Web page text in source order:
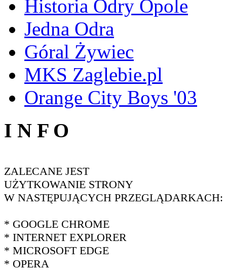
Historia Odry Opole
Jedna Odra
Góral Żywiec
MKS Zaglebie.pl
Orange City Boys '03
I N F O
ZALECANE JEST
UŻYTKOWANIE STRONY
W NASTĘPUJĄCYCH PRZEGLĄDARKACH:
* GOOGLE CHROME
* INTERNET EXPLORER
* MICROSOFT EDGE
* OPERA